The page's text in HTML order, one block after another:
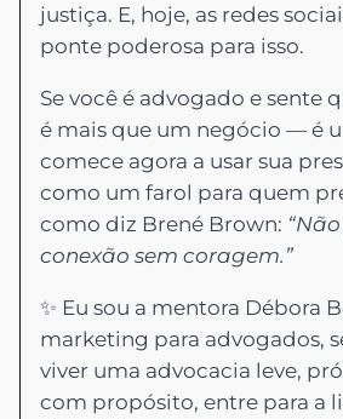
justiça. E, hoje, as redes
ponte poderosa para isso.
Se você é advogado e sente
é mais que um negócio — é
comece agora a usar sua
como um farol para quem
como diz Brené Brown:
conexão sem coragem.”
✨ Eu sou a mentora Débora
marketing para advogados,
viver uma advocacia leve,
com propósito, entre para a